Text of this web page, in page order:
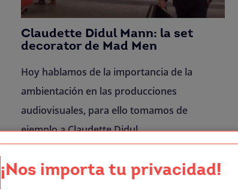
Claudette Didul Mann: la set
decorator de Mad Men
Hoy hablamos de la importancia de la
ambientación en las producciones
audiovisuales, para ello tomamos de
ejemplo a Claudette Didul,
¡Nos importa tu privacidad!